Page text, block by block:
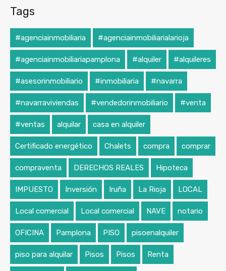
Tags
#agenciainmobiliaria #agenciainmobiliarialarioja
#agenciainmobiliariapamplona #alquiler #alquileres
#asesorinmobiliario #inmobiliaria #navarra
#navarraviviendas #vendedorinmobiliario #venta
#ventas alquilar casa en alquiler
Certificado energético Chalets compra comprar
compraventa DERECHOS REALES Hipoteca
IMPUESTO Inversión Iruña La Rioja LOCAL
Local comercial Local comercial NAVE notario
OFICINA Pamplona PISO pisoenalquiler
piso para alquilar Pisos Pisos Renta